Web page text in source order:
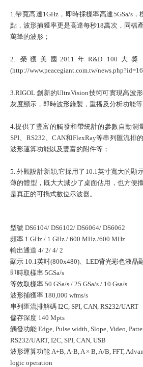
1.帶寬高達1GHz，即時採樣率高達5GSa/s
點，波形捕獲率更是高達每秒18萬次，同檔
萬筆的波形；
2. 榮獲美國2011年R&D 100大
(http://www.peacegiant.com.tw/
3.RIGOL 創新的UltraVision技術可實現高波
灰度顯示，即時波形錄製，重播及分析功能等
4.提供了豐富的觸發和帶統計的參數自動測
SPI、RS232、CAN和FlexRay等串列匯流排
波形運算功能以及豐富的附件等；
5..外觀設計新穎,它採用了10.1英寸寬大的顯
薄的體型，既大大減少了桌面佔用，也方便
是真正的可擕式數位示波器。
型號 DS6104/ DS6102/ DS6064/ DS6062
頻率 1 GHz / 1 GHz / 600 MHz /600 MHz
輸出通道 4/ 2/ 4/ 2
顯示 10.1英吋(800x480)、LED背光彩色液晶
即時取樣率 5GSa/s
等效取樣率 50 GSa/s / 25 GSa/s / 10 Gsa/s
波形捕獲率 180,000 wfms/s
串列匯流排解碼 I2C, SPI, CAN, RS232/UART
儲存深度 140 Mpts
觸發功能 Edge, Pulse width, Slope, Video,
RS232/UART, I2C, SPI, CAN, USB
波形運算功能 A+B, A-B, A × B, A/B, FFT,
logic operation